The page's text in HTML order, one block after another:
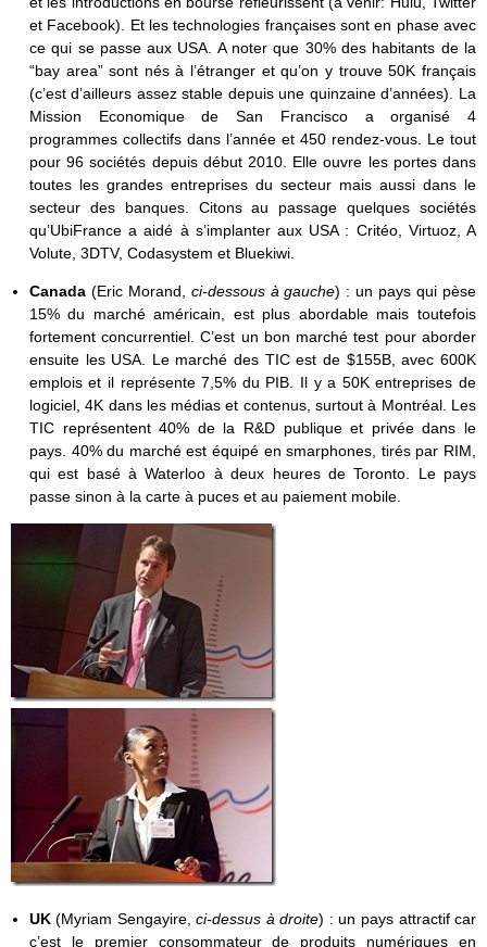
et Facebook). Et les technologies françaises sont en phase avec
ce qui se passe aux USA. A noter que 30% des habitants de la
“bay area” sont nés à l’étranger et qu’on y trouve 50K français
(c’est d’ailleurs assez stable depuis une quinzaine d’années). La
Mission Economique de San Francisco a organisé 4
programmes collectifs dans l’année et 450 rendez-vous. Le tout
pour 96 sociétés depuis début 2010. Elle ouvre les portes dans
toutes les grandes entreprises du secteur mais aussi dans le
secteur des banques. Citons au passage quelques sociétés
qu’UbiFrance a aidé à s’implanter aux USA : Critéo, Virtuoz, A
Volute, 3DTV, Codasystem et Bluekiwi.
Canada (Eric Morand, ci-dessous à gauche) : un pays qui pèse
15% du marché américain, est plus abordable mais toutefois
fortement concurrentiel. C’est un bon marché test pour aborder
ensuite les USA. Le marché des TIC est de $155B, avec 600K
emplois et il représente 7,5% du PIB. Il y a 50K entreprises de
logiciel, 4K dans les médias et contenus, surtout à Montréal. Les
TIC représentent 40% de la R&D publique et privée dans le
pays. 40% du marché est équipé en smarphones, tirés par RIM,
qui est basé à Waterloo à deux heures de Toronto. Le pays
passe sinon à la carte à puces et au paiement mobile.
UK(Myriam Sengayire,ci-dessus à droite) : un pays attractif car
c’est le premier consommateur de produits numériques en